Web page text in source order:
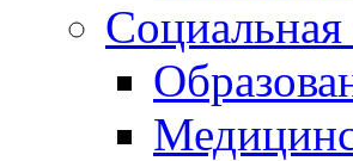
Социальная